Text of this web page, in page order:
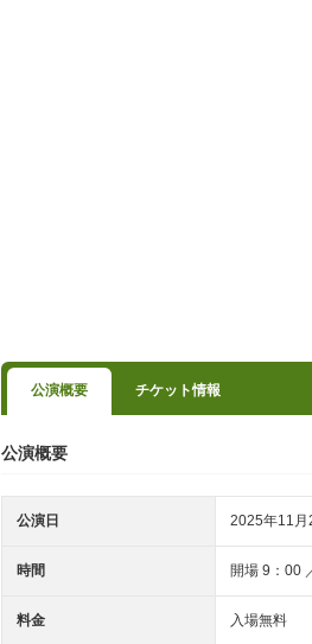
公演概要 チケット情報
公演概要
公演日 2025年11月
時間 開場 9：00
料金 入場無料